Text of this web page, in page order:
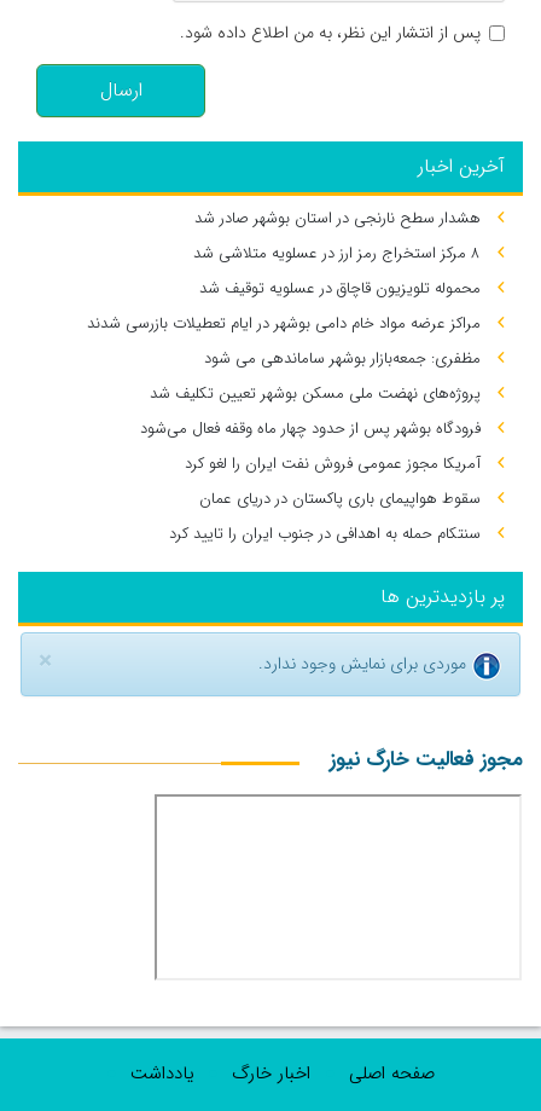
پس از انتشار این نظر، به من اطلاع داده شود.
ارسال
آخرین اخبار
هشدار سطح نارنجی در استان بوشهر صادر شد
۸ مرکز استخراج رمز ارز در عسلویه متلاشی شد
محموله تلویزیون قاچاق در عسلویه توقیف شد
مراکز عرضه مواد خام دامی بوشهر در ایام تعطیلات بازرسی شدند
مظفری: جمعه‌بازار بوشهر ساماندهی می‌ شود
پروژه‌های نهضت ملی مسکن بوشهر تعیین تکلیف شد
فرودگاه بوشهر پس از حدود چهار ماه وقفه فعال می‌شود
آمریکا مجوز عمومی فروش نفت ایران را لغو کرد
سقوط هواپیمای باری پاکستان در دریای عمان
سنتکام حمله به اهدافی در جنوب ایران را تایید کرد
پر بازدیدترین ها
× موردی برای نمایش وجود ندارد.
مجوز فعالیت خارگ نیوز
صفحه اصلی اخبار خارگ
یادداشت